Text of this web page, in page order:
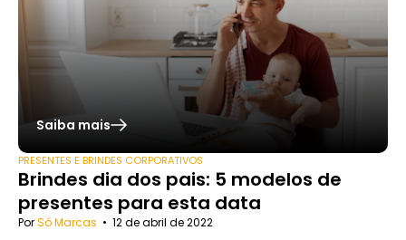
Saiba mais
PRESENTES E BRINDES CORPORATIVOS
Brindes dia dos pais: 5 modelos de
presentes para esta data
PorSó Marcas • 12 de abril de 2022